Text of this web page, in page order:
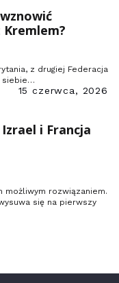
z drugiej Federacja
siebie…
15 czerwca, 2026
i Francja
możliwym rozwiązaniem.
się na pierwszy